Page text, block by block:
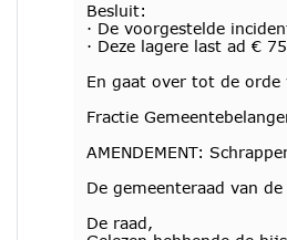
Besluit:
· De voorgestelde
· Deze lagere last ad €
En gaat over tot de orde
Fractie
AMENDEMENT:
De gemeenteraad van
De raad,